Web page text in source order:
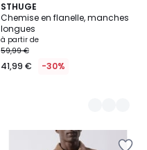
STHUGE
Chemise en flanelle, manches
longues
à partir de
59,99 €
41,99 € -30%
2
Couleurs